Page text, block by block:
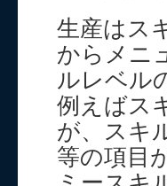
生産はス
からメニ
ルレベル
例えばス
が、スキ
等の項目